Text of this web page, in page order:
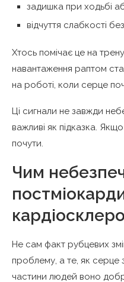
задишка при ходьбі
відчуття слабкості
Хтось помічає це на
навантаження раптом
на роботі, коли серце
Ці сигнали не завжди
важливі як підказка.
почути.
Чим
Не сам факт рубцевих
проблему, а те, як серце
частини людей воно